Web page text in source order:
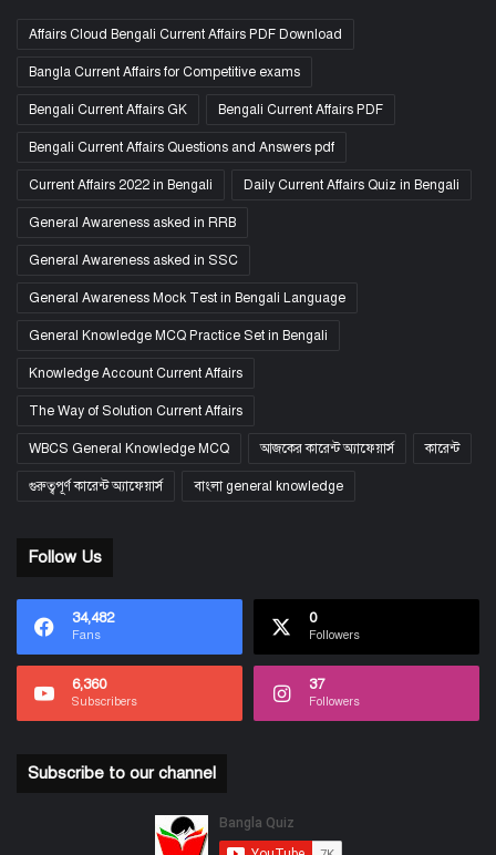
Affairs Cloud Bengali Current Affairs PDF Download
Bangla Current Affairs for Competitive exams
Bengali Current Affairs GK Bengali Current Affairs PDF
Bengali Current Affairs Questions and Answers pdf
Current Affairs 2022 in Bengali Daily Current Affairs Quiz in Bengali
General Awareness asked in RRB
General Awareness asked in SSC
General Awareness Mock Test in Bengali Language
General Knowledge MCQ Practice Set in Bengali
Knowledge Account Current Affairs
The Way of Solution Current Affairs
WBCS General Knowledge MCQ আজকের কারেন্ট অ্যাফেয়ার্স কারেন্ট
গুরুত্বপূর্ণ কারেন্ট অ্যাফেয়ার্স বাংলা general knowledge
Follow Us
34,482
Fans
0
Followers
6,360
Subscribers
37
Followers
Subscribe to our channel